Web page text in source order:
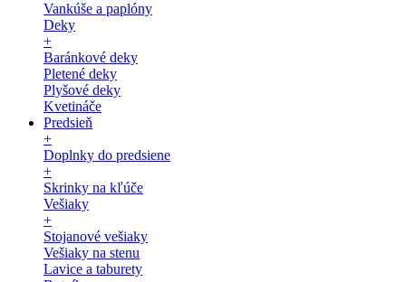
Vankúše a paplóny
Deky
+
Baránkové deky
Pletené deky
Plyšové deky
Kvetináče
Predsieň
+
Doplnky do predsiene
+
Skrinky na kľúče
Vešiaky
+
Stojanové vešiaky
Vešiaky na stenu
Lavice a taburety